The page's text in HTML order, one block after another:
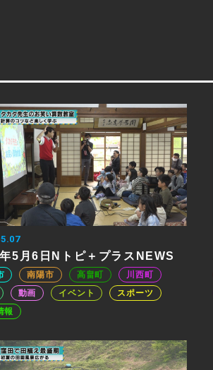
5月6日Nトピ＋プラスNEWS
南陽市 高畠町
川西町
動画 イベント
スポーツ
報